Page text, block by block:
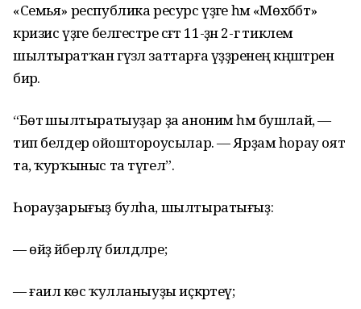
«Семья» республика ресурс үҙәге һәм «Мөхәббәт»
кризис үҙәге белгестәре сәғәт 11-ҙән 2-гә тиклем
шылтыратҡан гүзәл заттарға үҙҙәренең кәңәштәрен
бирә.
“Бөтә шылтыратыуҙар ҙа аноним һәм бушлай, —
тип белдерә ойоштороусылар. — Ярҙам һорау оят
та, ҡурҡыныс та түгел”.
Һорауҙарығыҙ булһа, шылтыратығыҙ:
— өйҙә йәберләү билдәләре;
— ғаилә көс ҡулланыуҙы иҫкәртеү;